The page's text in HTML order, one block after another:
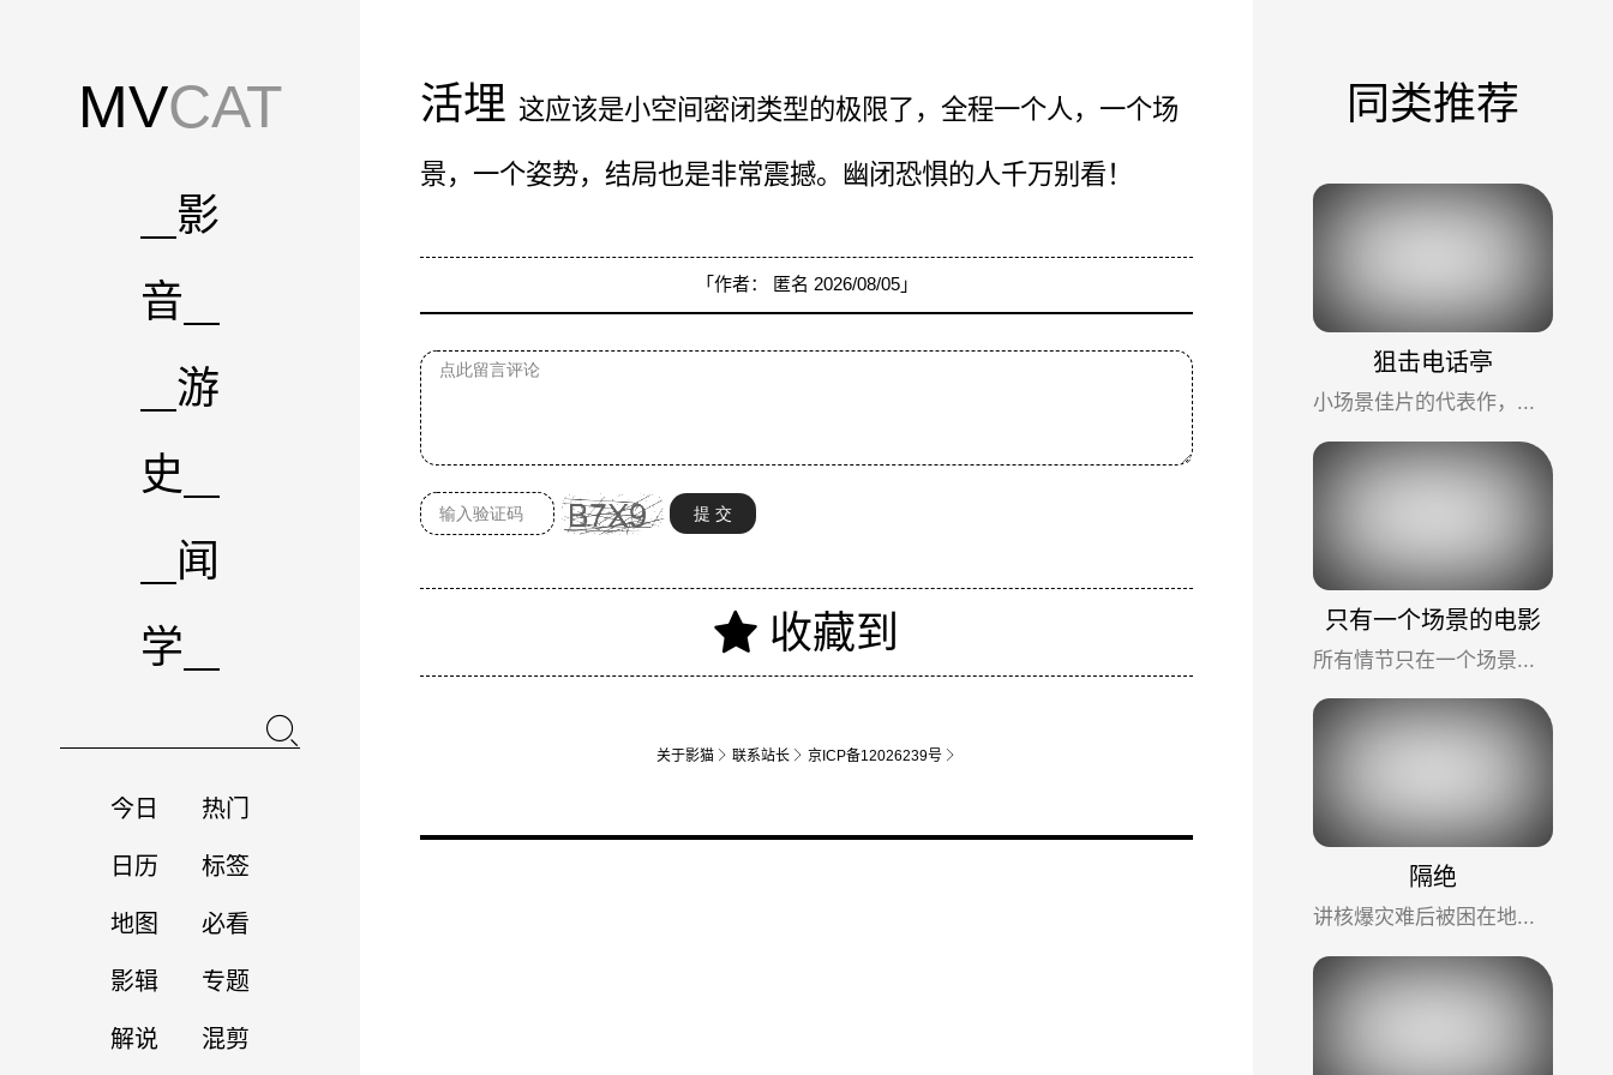
MVCAT
影
音
游
史
闻
学
今日 热门
日历 标签
地图 必看
影辑 专题
解说 混剪
活埋 这应该是小空间密闭类型的极限了，全程一个人，一个场
景，一个姿势，结局也是非常震撼。幽闭恐惧的人千万别看！
「作者： 匿名 2026/08/05」
关于影猫 联系站长 京ICP备12026239号
同类推荐
狙击电话亭
只有一个场景的电影
隔绝